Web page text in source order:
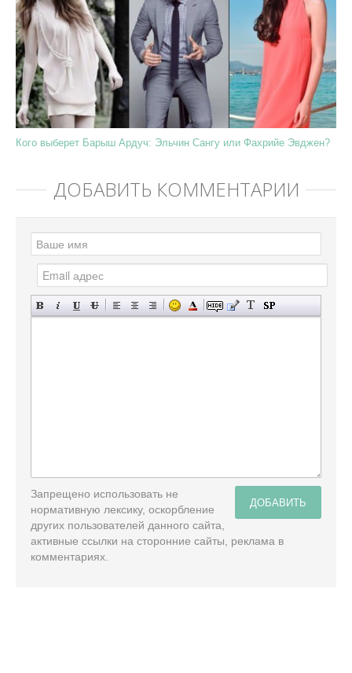
Кого выберет Барыш Ардуч: Эльчин Сангу или Фахрийе Эвджен?
ДОБАВИТЬ КОММЕНТАРИЙ
ДОБАВИТЬ
Запрещено использовать не
нормативную лексику, оскорбление
других пользователей данного сайта,
активные ссылки на сторонние сайты, реклама в
комментариях.